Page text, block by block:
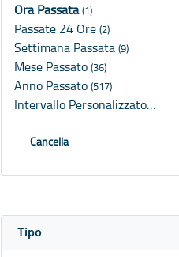
Ora Passata(1)
Passate 24 Ore (2)
Settimana Passata (9)
Mese Passato (36)
Anno Passato (517)
Intervallo Personalizzato…
Cancella
Tipo